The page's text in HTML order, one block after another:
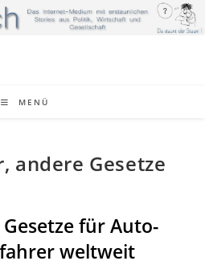
MENÜ
andere Gesetze
für Auto-
weltweit